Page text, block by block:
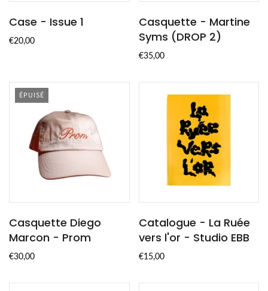
Case - Issue 1
€20,00
Casquette - Martine
Syms (DROP 2)
€35,00
ÉPUISÉ
Casquette Diego
Marcon - Prom
€30,00
Catalogue - La Ruée
vers l'or - Studio EBB
€15,00